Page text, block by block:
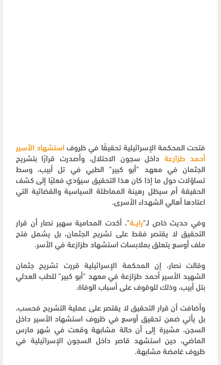
فتحت المحكمة الإسرائيلية تحقيقًا في ظروفاستشهاد الأسير
أحمد طزازعة داخل سجون الاحتلال، وأصدرت قرارًا بتشريح
الجثمان في معهد "أبو كبير" الطبي في تل أبيب، وسط
تساؤلات حول ما إذا كان هذا التحقيق سيؤدي فعليًا إلى كشف
الحقيقة أم سيظل رهينة المماطلة السياسية والقضائية التي
اعتادها أهالي الشهداء الأسرى.
وفي حديث خاص لـ"رايــة"، أكدت المحامية سهير نصار أن قرار
التحقيق لا يقتصر فقط على تشريح الجثمان، بل يشمل فتح
ملف أوسع يتعلق بملابسات استشهاد طزازعة في الأسر.
وقالت نصار، إن المحكمة الإسرائيلية قررت تشريح جثمان
الشهيد الأسير أحمد طزازعة في معهد "أبو كبير" للطب العدلي
بتل أبيب، وذلك للوقوف على أسباب الوفاة.
وأضافت أن قرار التحقيق لا يقتصر على عملية التشريح فحسب،
بل يأتي ضمن تحقيق أوسع في ظروف استشهاد الأسير داخل
السجن، مشيرة إلى أن حالة مشابهة وقعت في شهر مارس
الماضي، حين استشهد قاصر داخل السجون الإسرائيلية في
ظروف غامضة مشابهة.